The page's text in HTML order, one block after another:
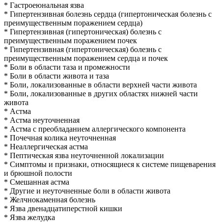
* Гастроеюнальная язва
* Гипертензивная болезнь сердца (гипертоническая болезнь с
преимущественным поражением сердца)
* Гипертензивная (гипертоническая) болезнь с
преимущественным поражением почек
* Гипертензивная (гипертоническая) болезнь с
преимущественным поражением сердца и почек
* Боли в области таза и промежности
* Боли в области живота и таза
* Боли, локализованные в области верхней части живота
* Боли, локализованные в других областях нижней части
живота
* Астма
* Астма неуточненная
* Астма с преобладанием аллергического компонента
* Почечная колика неуточненная
* Неаллергическая астма
* Пептическая язва неуточненной локализации
* Симптомы и признаки, относящиеся к системе пищеварения
и брюшной полости
* Смешанная астма
* Другие и неуточненные боли в области живота
* Желчнокаменная болезнь
* Язва двенадцатиперстной кишки
* Язва желудка